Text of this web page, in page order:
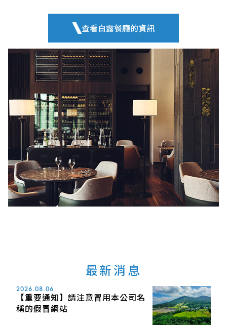
查看白露餐廳的資訊
最新消息
2026.08.06
【重要通知】請注意冒用本公司名
稱的假冒網站